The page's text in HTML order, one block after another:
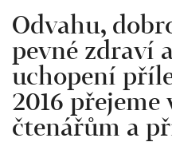
Odvahu,
pevné zdraví
uchopení
2016 přejeme
čtenářům a